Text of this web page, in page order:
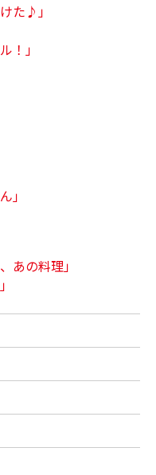
た♪」
！」
」
あの料理」